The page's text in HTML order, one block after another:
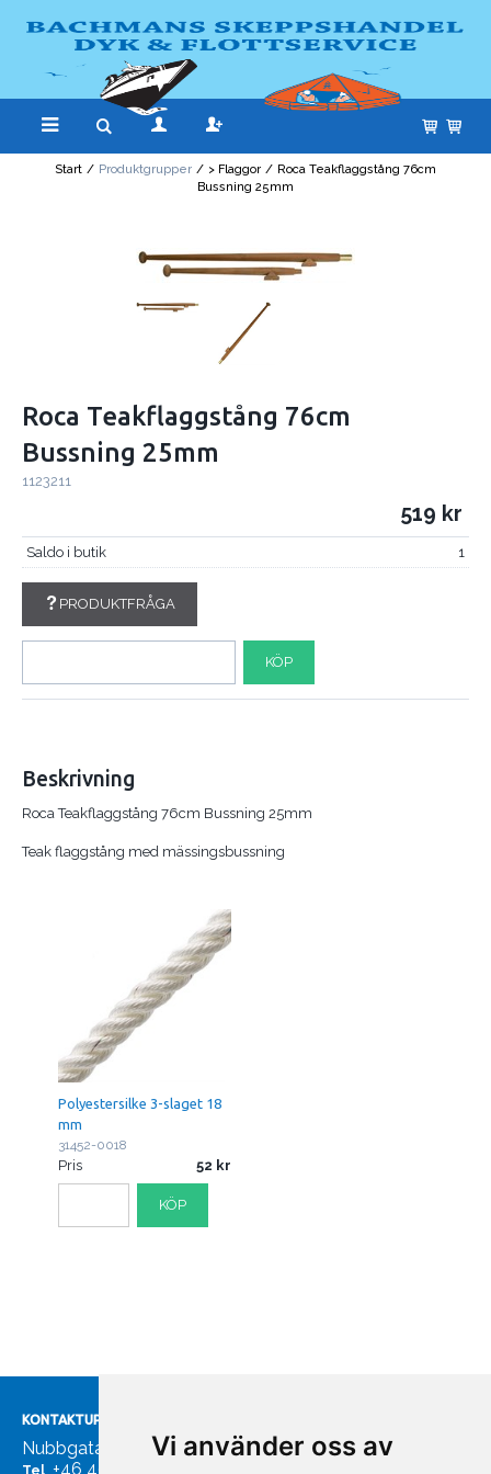
Vi använder oss av
Start / Produktgrupper / > Flaggor / Roca Teakflaggstång 76cm
Bussning 25mm
Roca Teakflaggstång 76cm
Bussning 25mm
1123211
519
Saldo i butik 1
PRODUKTFRÅGA
KÖP
Beskrivning
Roca Teakflaggstång 76cm Bussning 25mm
Teak flaggstång med mässingsbussning
Polyestersilke 3-slaget 18
mm
31452-0018
Pris 52
KÖP
KONTAKTUPPGIFTER
Nubbgatan 7, 211 24 Malmö
Tel +46 40185561